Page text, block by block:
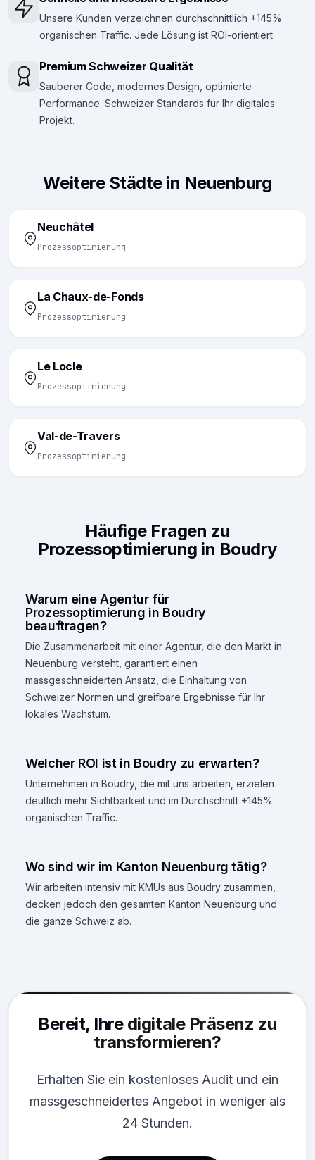
Unsere Kunden verzeichnen durchschnittlich +145%
organischen Traffic. Jede Lösung ist ROI-orientiert.
Premium Schweizer Qualität
Sauberer Code, modernes Design, optimierte
Performance. Schweizer Standards für Ihr digitales
Projekt.
Weitere Städte in Neuenburg
Neuchâtel
Prozessoptimierung
La Chaux-de-Fonds
Prozessoptimierung
Le Locle
Prozessoptimierung
Val-de-Travers
Prozessoptimierung
Häufige Fragen zu
Prozessoptimierung in Boudry
Warum eine Agentur für
Prozessoptimierung in Boudry
beauftragen?
Die Zusammenarbeit mit einer Agentur, die den Markt in
Neuenburg versteht, garantiert einen
massgeschneiderten Ansatz, die Einhaltung von
Schweizer Normen und greifbare Ergebnisse für Ihr
lokales Wachstum.
Welcher ROI ist in Boudry zu erwarten?
Unternehmen in Boudry, die mit uns arbeiten, erzielen
deutlich mehr Sichtbarkeit und im Durchschnitt +145%
organischen Traffic.
Wo sind wir im Kanton Neuenburg tätig?
Wir arbeiten intensiv mit KMUs aus Boudry zusammen,
decken jedoch den gesamten Kanton Neuenburg und
die ganze Schweiz ab.
Bereit, Ihre digitale Präsenz zu
transformieren?
Erhalten Sie ein kostenloses Audit und ein
massgeschneidertes Angebot in weniger als
24 Stunden.